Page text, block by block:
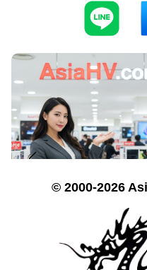
© 2000-2026